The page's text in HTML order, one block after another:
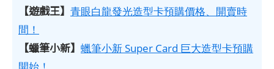
【遊戲王】 青眼白龍發光造型卡預購價格、開賣時
間！
【蠟筆小新】 蠟筆小新 Super Card 巨大造型卡預購
開始！